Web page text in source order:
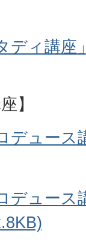
ディ講座
】
デュース
デュース